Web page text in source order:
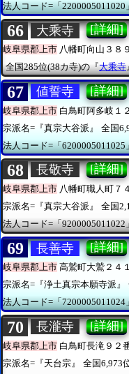
法人コード=「2200005011020
66 大乘寺 [詳細]
岐阜県郡上市 八幡町向山３８
全国285位(38カ寺)の『大乘寺
67 値誓寺 [詳細]
岐阜県郡上市 白鳥町阿多岐１
宗派名=『真宗大谷派』
全国
法人コード=「6200005011025
68 長敬寺 [詳細]
岐阜県郡上市 八幡町職人町７
宗派名=『真宗大谷派』
全国
法人コード=「9200005011022
69 長善寺 [詳細]
岐阜県郡上市 高鷲町大鷲２４
宗派名=『浄土真宗本願寺派』
法人コード=「7200005011024
70 長瀧寺 [詳細]
岐阜県郡上市 白鳥町長滝９２
宗派名=『天台宗』
全国6,973